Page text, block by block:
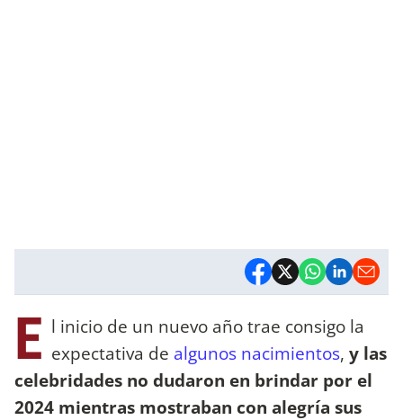
E l inicio de un nuevo año trae consigo la
expectativa de algunos nacimientos, y las
celebridades no dudaron en brindar por el
2024 mientras mostraban con alegría sus